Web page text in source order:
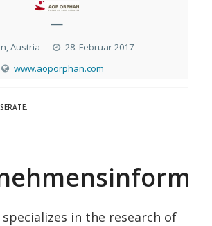
—
Austria
28. Februar 2017
www.aoporphan.com
specializes in the research of